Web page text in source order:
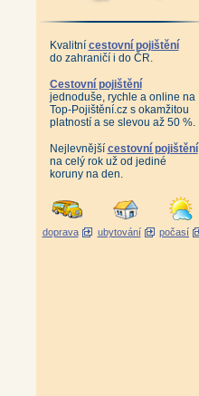
Kvalitní cestovní pojištění
do zahraničí i do ČR.
Cestovní pojištění
jednoduše, rychle a online na
Top-Pojištění.cz s okamžitou
platností a se slevou až 50 %.
Nejlevnější cestovní pojištění
na celý rok už od jediné
koruny na den.
doprava ubytování počasí